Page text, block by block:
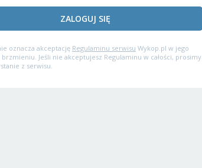
ZALOGUJ SIĘ
oznacza akceptację Regulaminu serwisu Wykop.pl w jego
Jeśli nie akceptujesz Regulaminu w całości, prosimy
z serwisu.